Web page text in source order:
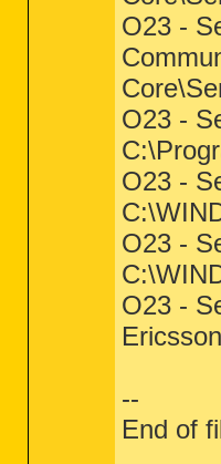
O23 -
O23 -
O23 -
O23 -
O23 -
--
End of